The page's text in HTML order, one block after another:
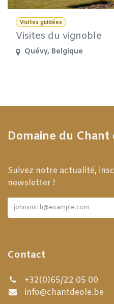
Visites guidées
Visites du vignoble
Quévy, Belgique
Domaine du Chant
Suivez notre actualité,
newsletter !
Contact
+32(0)65/22 05 00
info@chantdeole.be